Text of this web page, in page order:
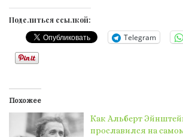
Поделиться ссылкой:
Telegram
Похожее
Как Альберт
прославился на